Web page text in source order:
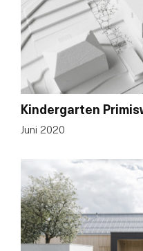
Kindergarten
Juni 2020